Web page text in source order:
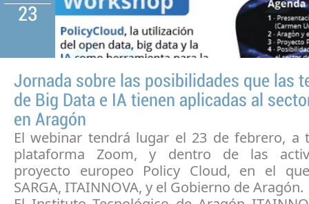
23
Jornada sobre las posibilidades que las
de Big Data e IA tienen aplicadas al
en Aragón
El webinar tendrá lugar el 23 de febrero, a
plataforma Zoom, y dentro de las
proyecto europeo Policy Cloud, en el
SARGA, ITAINNOVA, y el Gobierno de Aragón.